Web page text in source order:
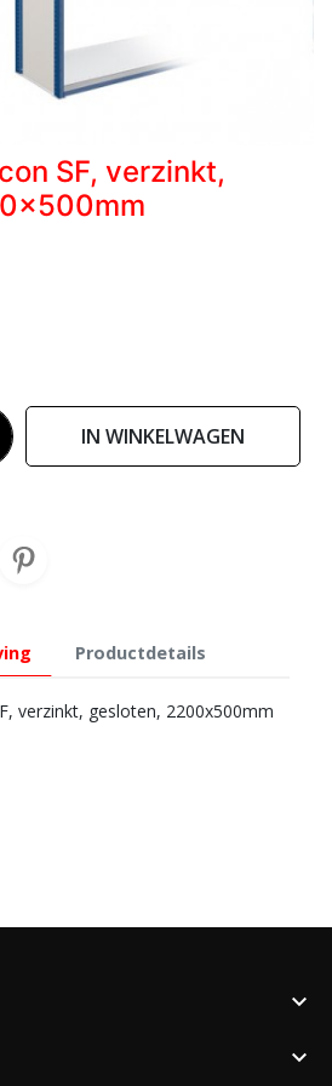
SF, verzinkt,
IN WINKELWAGEN
Productdetails
verzinkt, gesloten, 2200x500mm